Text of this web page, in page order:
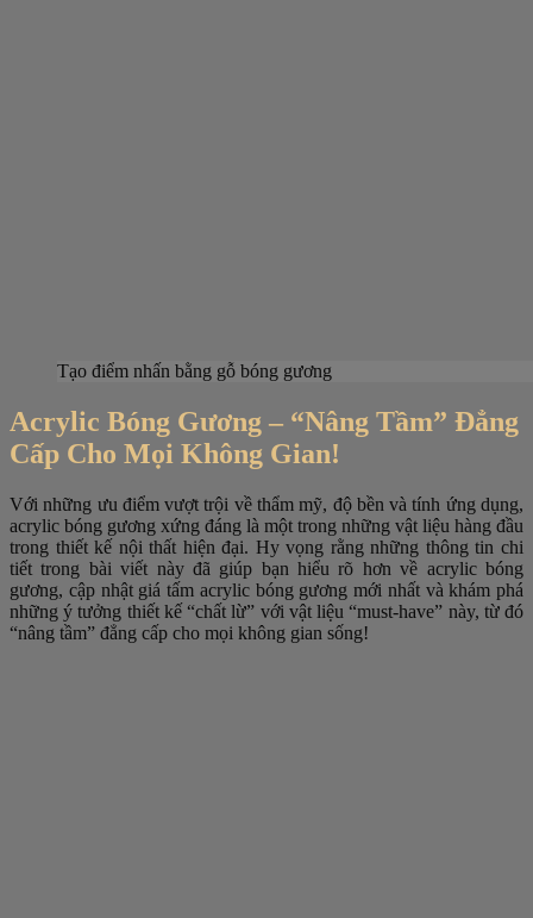
Tạo điểm nhấn bằng gỗ bóng gương
Acrylic Bóng Gương – “Nâng Tầm” Đẳng
Cấp Cho Mọi Không Gian!
Với những ưu điểm vượt trội về thẩm mỹ, độ bền và tính ứng dụng,
acrylic bóng gương xứng đáng là một trong những vật liệu hàng đầu
trong thiết kế nội thất hiện đại. Hy vọng rằng những thông tin chi
tiết trong bài viết này đã giúp bạn hiểu rõ hơn về acrylic bóng
gương, cập nhật giá tấm acrylic bóng gương mới nhất và khám phá
những ý tưởng thiết kế “chất lừ” với vật liệu “must-have” này, từ đó
“nâng tầm” đẳng cấp cho mọi không gian sống!